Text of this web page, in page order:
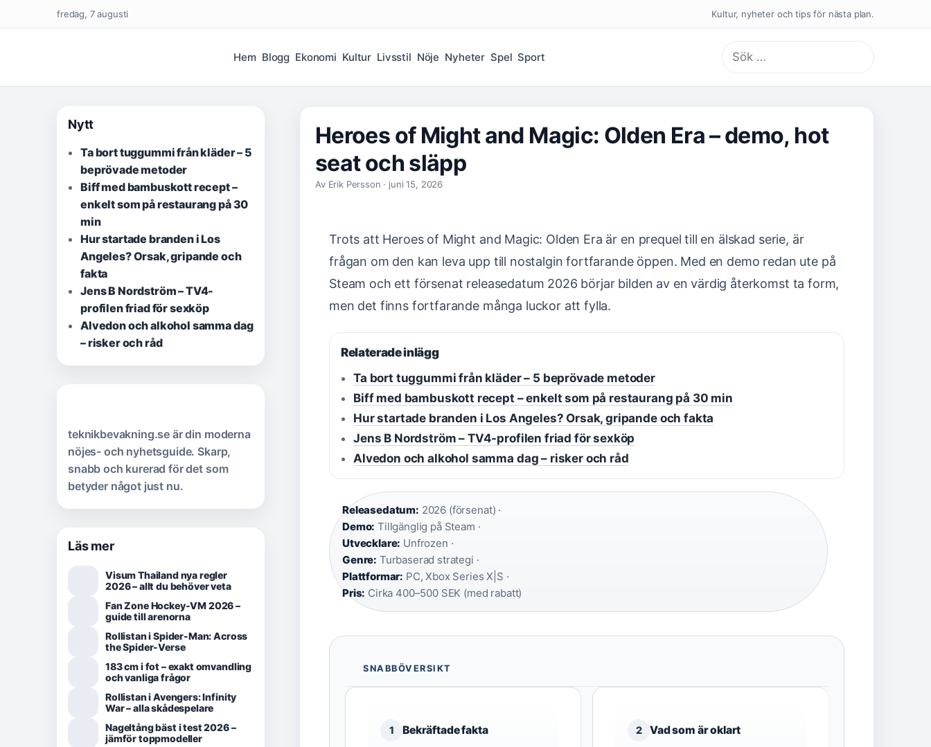
fredag, 7 augusti Kultur, nyheter och tips för nästa plan.
Hem Blogg Ekonomi Kultur Livsstil Nöje Nyheter Spel Sport
Sök
efter:
Heroes of Might and Magic: Olden Era – demo, hot
seat och släpp
Av Erik Persson · juni 15, 2026
Trots att Heroes of Might and Magic: Olden Era är en prequel till en älskad serie, är
frågan om den kan leva upp till nostalgin fortfarande öppen. Med en demo redan ute på
Steam och ett försenat releasedatum 2026 börjar bilden av en värdig återkomst ta form,
men det finns fortfarande många luckor att fylla.
Relaterade inlägg
Ta bort tuggummi från kläder – 5 beprövade metoder
Biff med bambuskott recept – enkelt som på restaurang på 30 min
Hur startade branden i Los Angeles? Orsak, gripande och fakta
Jens B Nordström – TV4-profilen friad för sexköp
Alvedon och alkohol samma dag – risker och råd
Releasedatum: 2026 (försenat) ·
Demo: Tillgänglig på Steam ·
Utvecklare: Unfrozen ·
Genre: Turbaserad strategi ·
Plattformar: PC, Xbox Series X|S ·
Pris: Cirka 400–500 SEK (med rabatt)
SNABBÖVERSIKT
1 Bekräftade fakta 2 Vad som är oklart
Nytt
Ta bort tuggummi från kläder – 5
beprövade metoder
Biff med bambuskott recept –
enkelt som på restaurang på 30
min
Hur startade branden i Los
Angeles? Orsak, gripande och
fakta
Jens B Nordström – TV4-
profilen friad för sexköp
Alvedon och alkohol samma dag
– risker och råd
teknikbevakning.se är din moderna
nöjes- och nyhetsguide. Skarp,
snabb och kurerad för det som
betyder något just nu.
Läs mer
Visum Thailand nya regler
2026 – allt du behöver veta
Fan Zone Hockey-VM 2026 –
guide till arenorna
Rollistan i Spider-Man: Across
the Spider-Verse
183 cm i fot – exakt omvandling
och vanliga frågor
Rollistan i Avengers: Infinity
War – alla skådespelare
Nageltång bäst i test 2026 –
jämför toppmodeller